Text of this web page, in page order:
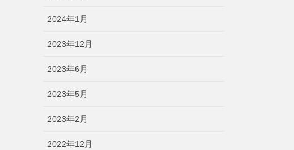
2024年1月
2023年12月
2023年6月
2023年5月
2023年2月
2022年12月